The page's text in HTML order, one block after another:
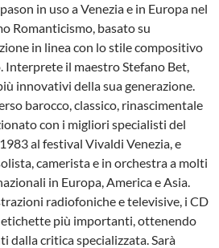
in uso a Venezia e in Europa nel
Romanticismo, basato su
in linea con lo stile compositivo
Interprete il maestro Stefano Bet,
innovativi della sua generazione.
barocco, classico, rinascimentale
con i migliori specialisti del
al festival Vivaldi Venezia, e
camerista e in orchestra a molti
in Europa, America e Asia.
radiofoniche e televisive, i CD
etichette più importanti, ottenendo
dalla critica specializzata. Sarà